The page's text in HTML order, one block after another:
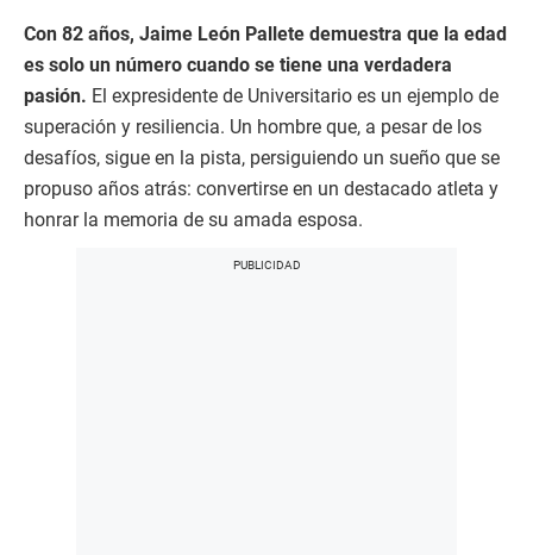
Con 82 años, Jaime León Pallete demuestra que la edad
es solo un número cuando se tiene una verdadera
pasión. El expresidente de Universitario es un ejemplo de
superación y resiliencia. Un hombre que, a pesar de los
desafíos, sigue en la pista, persiguiendo un sueño que se
propuso años atrás: convertirse en un destacado atleta y
honrar la memoria de su amada esposa.